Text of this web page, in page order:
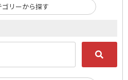
ゴリーから探す